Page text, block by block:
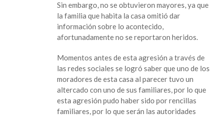
Sin embargo, no se obtuvieron mayores, ya que
la familia que habita la casa omitió dar
información sobre lo acontecido,
afortunadamente no se reportaron heridos.
Momentos antes de esta agresión a través de
las redes sociales se logró saber que uno de los
moradores de esta casa al parecer tuvo un
altercado con uno de sus familiares, por lo que
esta agresión pudo haber sido por rencillas
familiares, por lo que serán las autoridades